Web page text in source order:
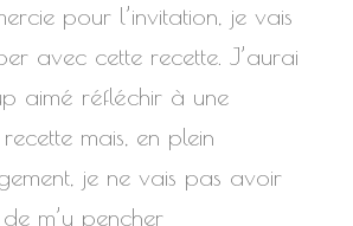
pour l’invitation, je vais
avec cette recette. J’aurai
aimé réfléchir à une
mais, en plein
je ne vais pas avoir
m’y pencher